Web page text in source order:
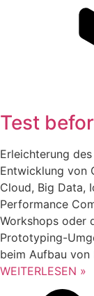
Test
Erleichterung
Entwicklung von
Cloud, Big Data,
Performance
Workshops oder
Prototyping-
beim Aufbau von
WEITERLESEN »